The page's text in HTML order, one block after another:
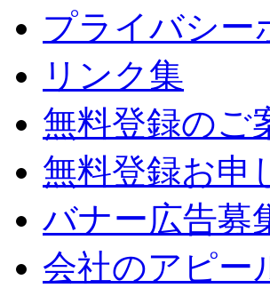
プライバシー
リンク集
無料登録のご
無料登録お申
バナー広告募
会社のアピー